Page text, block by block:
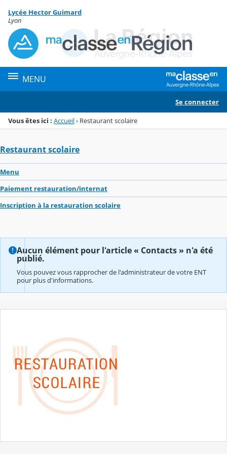
Menu de la rubrique
Contenu
Lycée Hector Guimard
Lyon
MENU
Se connecter
Vous êtes ici : Accueil› Restaurant scolaire
Restaurant scolaire
Menu
Paiement restauration/internat
Inscription à la restauration scolaire
Aucun élément pour l'article « Contacts » n'a été
publié.
Vous pouvez vous rapprocher de l'administrateur de votre ENT
pour plus d'informations.